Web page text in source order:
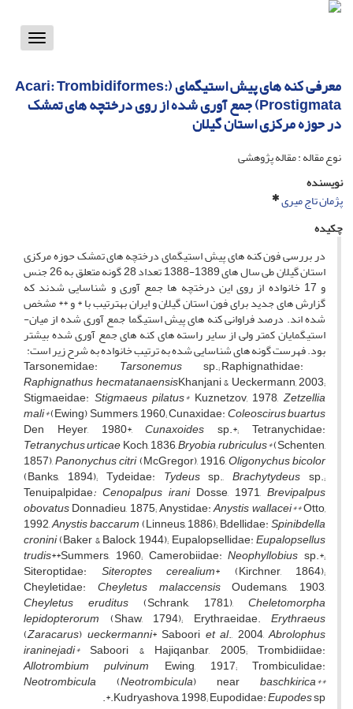
Toggle
معرفی کنه های پیش استیگمای (Acari: Trombidiformes:
Prostigmata) جمع آوری شده از روی درختچه های تمشک
در حوزه مرکزی استان گیلان
نوع مقاله : مقاله پژوهشی
نویسنده
پژمان تاج میری
چکیده
در بررسی فون کنه­ های پیش­ استیگمای درختچه ­های تمشک حوزه مرکزی
استان گیلان طی سال­ های 1389-1388 تعداد 28 گونه متعلق به 26 جنس
و 17 خانواده از روی این درختچه­ ها جمع ­آوری و شناسایی شدند که
گزارش ­های جدید برای فون استان گیلان و ایران به­ترتیب با * و ** مشخص
شده­ اند. درصد فراوانی کنه ­های پیش­ استیگما جمع­ آوری شده از میان­
استیگمایان کمتر ولی از سایر راسته­ های کنه­ های جمع ­آوری شده بیشتر
بود. فهرست گونه ­های شناسایی شده به­ ترتیب خانواده به­ شرح زیر است:
Tarsonemussp.; Raphignathidae:
Raphignathus hecmatanaensisKhanjani & Ueckermann,2003;
Stigmaeidae: Stigmaeus pilatus*Kuznetzov, 1978,Zetzellia
mali*(Ewing) Summers, 1960; Cunaxidae:Coleoscirusbuartus
Den Heyer, 1980*,Cunaxoides sp.*; Tetranychidae:
Tetranychus urticaeKoch, 1836,Bryobiarubriculus*(Schenten,
1857),Panonychuscitri(McGregor), 1916,Oligonychusbicolor
(Banks, 1894); Tydeidae: Tydeussp.,Brachytydeus sp.;
Tenuipalpidae: Cenopalpus irani Dosse, 1971, Brevipalpus
obovatusDonnadieu, 1875; Anystidae:Anystis wallacei**Otto,
1992,Anystis baccarum(Linneus, 1886); Bdellidae:Spinibdella
cronini(Baker & Balock, 1944); Eupalopsellidae:Eupalopsellus
trudis**Summers, 1960; Camerobiidae:Neophyllobius sp.*;
Siteroptidae: Siteroptes cerealium* (Kirchner, 1864);
Cheyletidae: Cheyletus malaccensisOudemans, 1903,
Cheyletus eruditus (Schrank, 1781), Cheletomorpha
lepidopterorum (Shaw, 1794); Erythraeidae. Erythraeus
(Zaracarus) ueckermanni* Saboori et al., 2004,Abrolophus
iraninejadi*Saboori & Hajiqanbar, 2005; Trombidiidae:
Allotrombium pulvinum Ewing, 1917; Trombiculidae:
Neotrombicula (Neotrombicula) near baschkirica**
Kudryashova, 1998; Eupodidae:Eupodessp.*.